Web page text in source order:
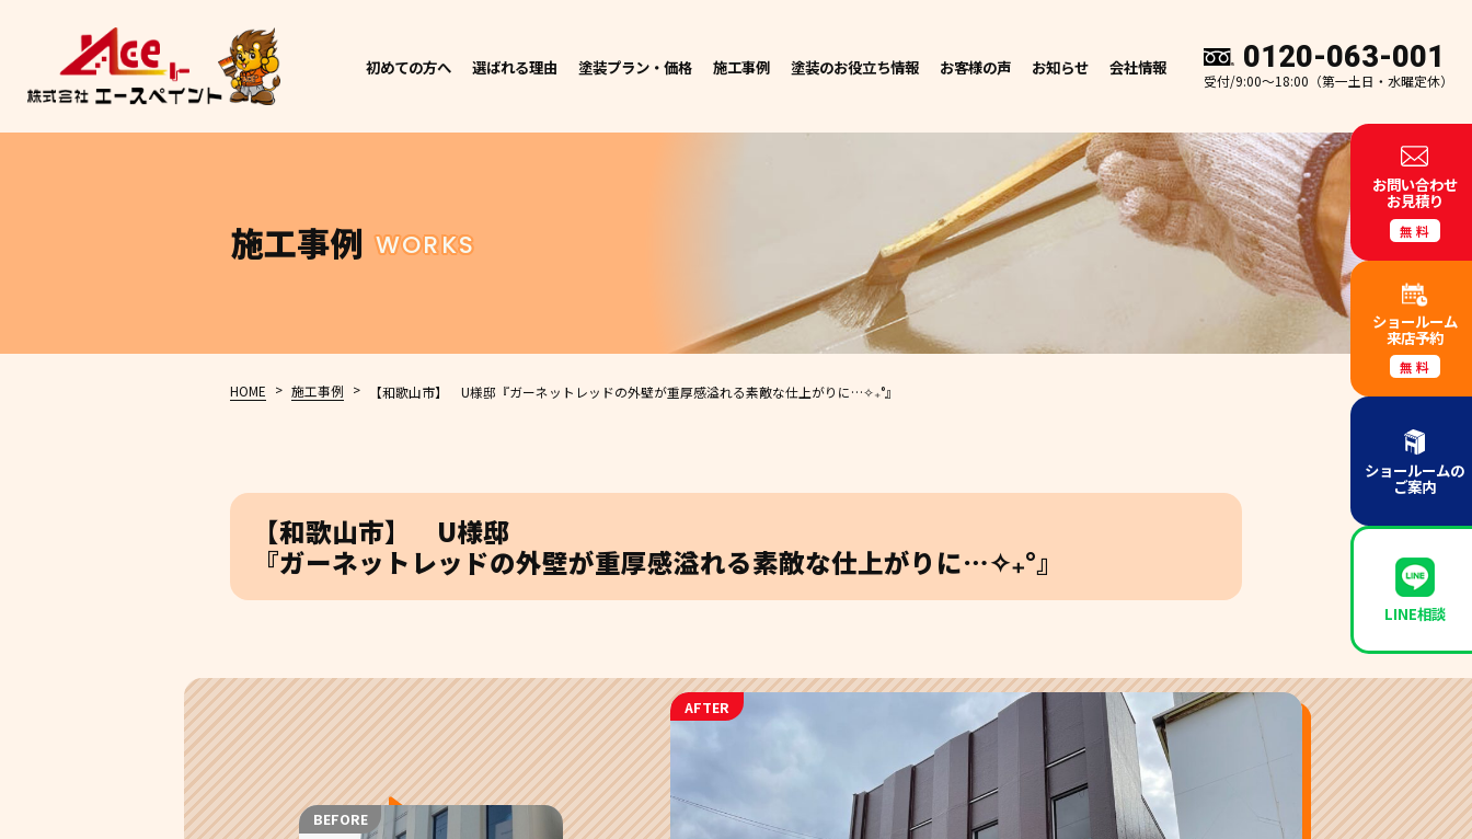
初めての方へ 選ばれる理由 塗装プラン・価格 施工事例 塗装のお役立ち情報 お客様の声 お知らせ 会社情報 0120-063-001
受付/9:00～18:00（第一土日・水曜定休）
施工事例 WORKS
HOME > 施工事例 > 【和歌山市】 U様邸 『ガーネットレッドの外壁が重厚感溢れる素敵な仕上がりに…✧₊°』
【和歌山市】 U様邸
『ガーネットレッドの外壁が重厚感溢れる素敵な仕上がりに…✧₊°』
BEFORE
AFTER
お問い合わせ
お見積り
無料
ショールーム
来店予約
無料
ショールームの
ご案内
LINE相談